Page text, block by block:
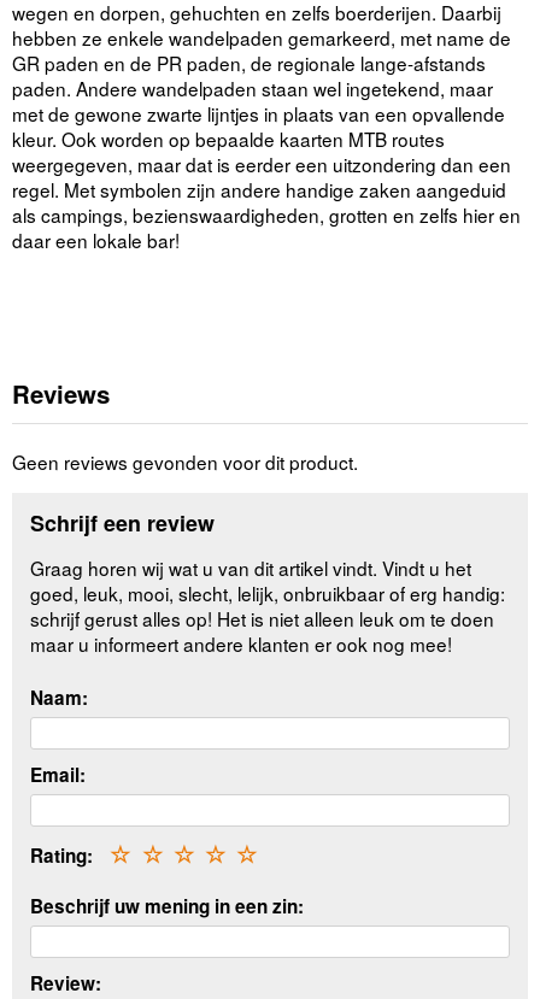
wegen en dorpen, gehuchten en zelfs boerderijen. Daarbij
hebben ze enkele wandelpaden gemarkeerd, met name de
GR paden en de PR paden, de regionale lange-afstands
paden. Andere wandelpaden staan wel ingetekend, maar
met de gewone zwarte lijntjes in plaats van een opvallende
kleur. Ook worden op bepaalde kaarten MTB routes
weergegeven, maar dat is eerder een uitzondering dan een
regel. Met symbolen zijn andere handige zaken aangeduid
als campings, bezienswaardigheden, grotten en zelfs hier en
daar een lokale bar!
Reviews
Geen reviews gevonden voor dit product.
Schrijf een review
Graag horen wij wat u van dit artikel vindt. Vindt u het
goed, leuk, mooi, slecht, lelijk, onbruikbaar of erg handig:
schrijf gerust alles op! Het is niet alleen leuk om te doen
maar u informeert andere klanten er ook nog mee!
Naam:
Email:
Rating: ☆
☆
☆
☆
☆
Beschrijf uw mening in een zin:
Review: